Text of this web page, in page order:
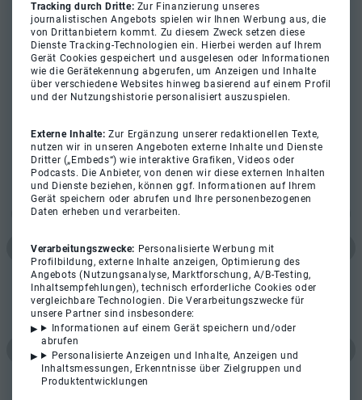
Tracking durch Dritte: Zur Finanzierung unseres
journalistischen Angebots spielen wir Ihnen Werbung aus, die
von Drittanbietern kommt. Zu diesem Zweck setzen diese
Dienste Tracking-Technologien ein. Hierbei werden auf Ihrem
Gerät Cookies gespeichert und ausgelesen oder Informationen
wie die Gerätekennung abgerufen, um Anzeigen und Inhalte
über verschiedene Websites hinweg basierend auf einem Profil
und der Nutzungshistorie personalisiert auszuspielen.
Externe Inhalte:Zur Ergänzung unserer redaktionellen Texte,
nutzen wir in unseren Angeboten externe Inhalte und Dienste
Dritter („Embeds“) wie interaktive Grafiken, Videos oder
Podcasts. Die Anbieter, von denen wir diese externen Inhalten
und Dienste beziehen, können ggf. Informationen auf Ihrem
Gerät speichern oder abrufen und Ihre personenbezogenen
Daten erheben und verarbeiten.
Verarbeitungszwecke: Personalisierte Werbung mit
Profilbildung, externe Inhalte anzeigen, Optimierung des
Angebots (Nutzungsanalyse, Marktforschung, A/B-Testing,
Inhaltsempfehlungen), technisch erforderliche Cookies oder
vergleichbare Technologien. Die Verarbeitungszwecke für
unsere Partner sind insbesondere:
Informationen auf einem Gerät speichern und/oder
abrufen
Personalisierte Anzeigen und Inhalte, Anzeigen und
Inhaltsmessungen, Erkenntnisse über Zielgruppen und
Produktentwicklungen